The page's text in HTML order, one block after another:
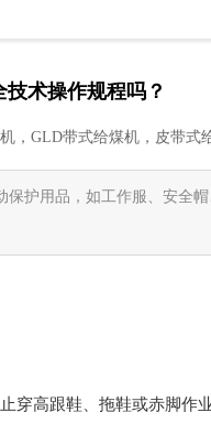
术操作规程吗？
，GLD带式给煤机，皮带式
护用品，如工作服、安全
穿高跟鞋、拖鞋或赤脚作业